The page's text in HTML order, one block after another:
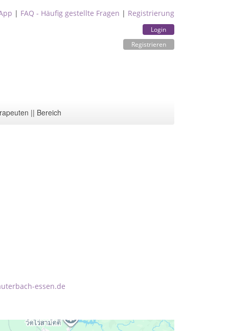
| FAQ - Häufig gestellte Fragen | Registrierung
Login
Registrieren
|| Bereich
essen.de